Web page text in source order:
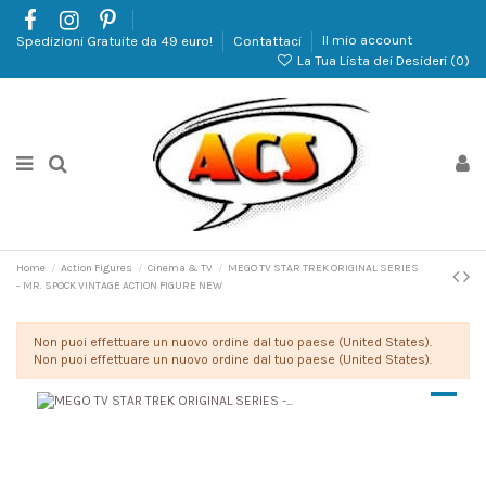
Spedizioni Gratuite da 49 euro! Contattaci
Il mio account
La Tua Lista dei Desideri (0)
Home Action Figures Cinema & TV
MEGO TV STAR TREK ORIGINAL SERIES
- MR. SPOCK VINTAGE ACTION FIGURE NEW
Non puoi effettuare un nuovo ordine dal tuo paese (United States).
Non puoi effettuare un nuovo ordine dal tuo paese (United States).